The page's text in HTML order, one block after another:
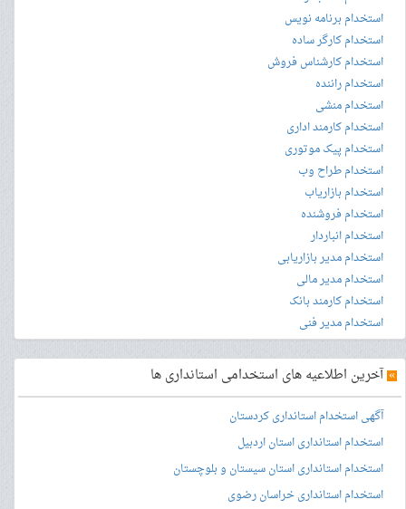
استخدام برنامه نویس
استخدام کارگر ساده
استخدام کارشناس فروش
استخدام راننده
استخدام منشی
استخدام کارمند اداری
استخدام پیک موتوری
استخدام طراح وب
استخدام بازاریاب
استخدام فروشنده
استخدام انباردار
استخدام مدیر بازاریابی
استخدام مدیر مالی
استخدام کارمند بانک
استخدام مدیر فنی
»آخرین اطلاعیه های استخدامی استانداری ها
آگهی استخدام استانداری کردستان
استخدام استانداری استان اردبیل
استخدام استانداری استان سیستان و بلوچستان
استخدام استانداری خراسان رضوی